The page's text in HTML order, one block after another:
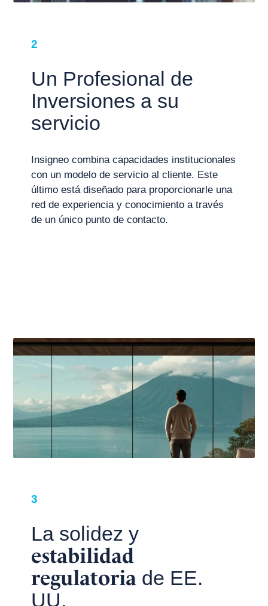
2
Un Profesional de
Inversiones a su
servicio
Insigneo combina capacidades institucionales
con un modelo de servicio al cliente. Este
último está diseñado para proporcionarle una
red de experiencia y conocimiento a través
de un único punto de contacto.
3
La solidez y
estabilidad
regulatoria de EE.
UU.